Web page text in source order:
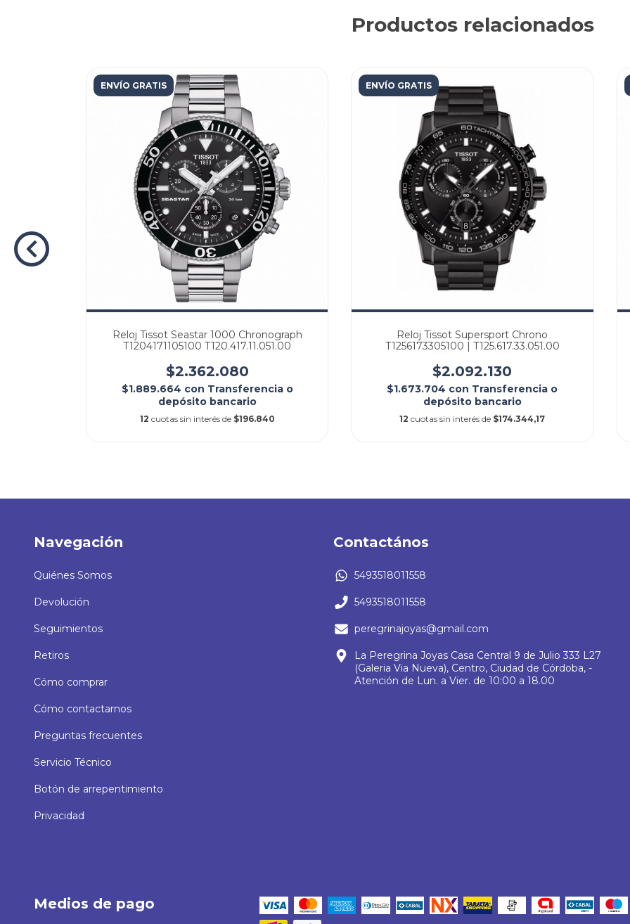
Productos relacionados
ENVÍO GRATIS
Reloj Tissot Seastar 1000 Chronograph
T1204171105100 T120.417.11.051.00
$2.362.080
$1.889.664 con Transferencia o
depósito bancario
12 cuotas sin interés de $196.840
ENVÍO GRATIS
Reloj Tissot Supersport Chrono
T1256173305100 | T125.617.33.051.00
$2.092.130
$1.673.704 con Transferencia o
depósito bancario
12 cuotas sin interés de $174.344,17
Navegación
Quiénes Somos
Devolución
Seguimientos
Retiros
Cómo comprar
Cómo contactarnos
Preguntas frecuentes
Servicio Técnico
Botón de arrepentimiento
Privacidad
Contactános
5493518011558
5493518011558
peregrinajoyas@gmail.com
La Peregrina Joyas Casa Central 9 de Julio 333 L27
(Galeria Via Nueva), Centro, Ciudad de Córdoba, -
Atención de Lun. a Vier. de 10:00 a 18.00
Medios de pago